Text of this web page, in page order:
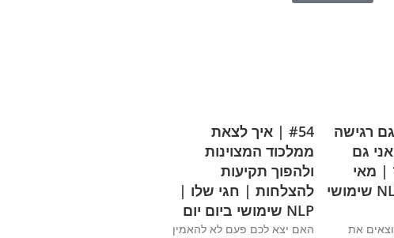
גם רגישה
גם
| מאי
צרפתי | NLP שימושי
את
#54 | איך לצאת
ממלכוד המצוינות
ולהפוך תקיעות
להצלחות | חגי שלו |
NLP שימושי ביום יום
האם יצא לכם פעם לא להאמין